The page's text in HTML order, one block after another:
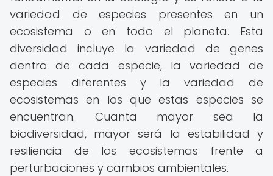
variedad de especies presentes en un
ecosistema o en todo el planeta. Esta
diversidad incluye la variedad de genes
dentro de cada especie, la variedad de
especies diferentes y la variedad de
ecosistemas en los que estas especies se
encuentran. Cuanta mayor sea la
biodiversidad, mayor será la estabilidad y
resiliencia de los ecosistemas frente a
perturbaciones y cambios ambientales.